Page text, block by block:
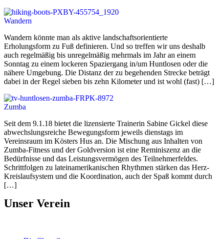
Wandern
Wandern könnte man als aktive landschaftsorientierte
Erholungsform zu Fuß definieren. Und so treffen wir uns deshalb
auch regelmäßig bis unregelmäßig mehrmals im Jahr an einem
Sonntag zu einem lockeren Spaziergang in/um Huntlosen oder die
nähere Umgebung. Die Distanz der zu begehenden Strecke beträgt
dabei in der Regel sieben bis zehn Kilometer und ist wohl (fast) […]
Zumba
Seit dem 9.1.18 bietet die lizensierte Trainerin Sabine Gickel diese
abwechslungsreiche Bewegungsform jeweils dienstags im
Vereinsraum im Kösters Hus an. Die Mischung aus Inhalten von
Zumba-Fitness und der Goldversion ist eine Reminiszenz an die
Bedürfnisse und das Leistungsvermögen des Teilnehmerfeldes.
Schrittfolgen zu lateinamerikanischen Rhythmen stärken das Herz-
Kreislaufsystem und die Koordination, auch der Spaß kommt durch
[…]
Unser Verein